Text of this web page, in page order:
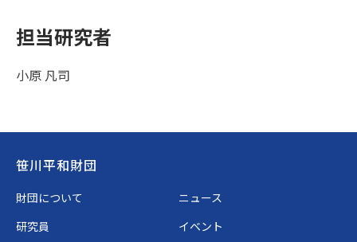
担当研究者
小原 凡司
Footer
笹川平和財団
財団について
ニュース
研究員
イベント